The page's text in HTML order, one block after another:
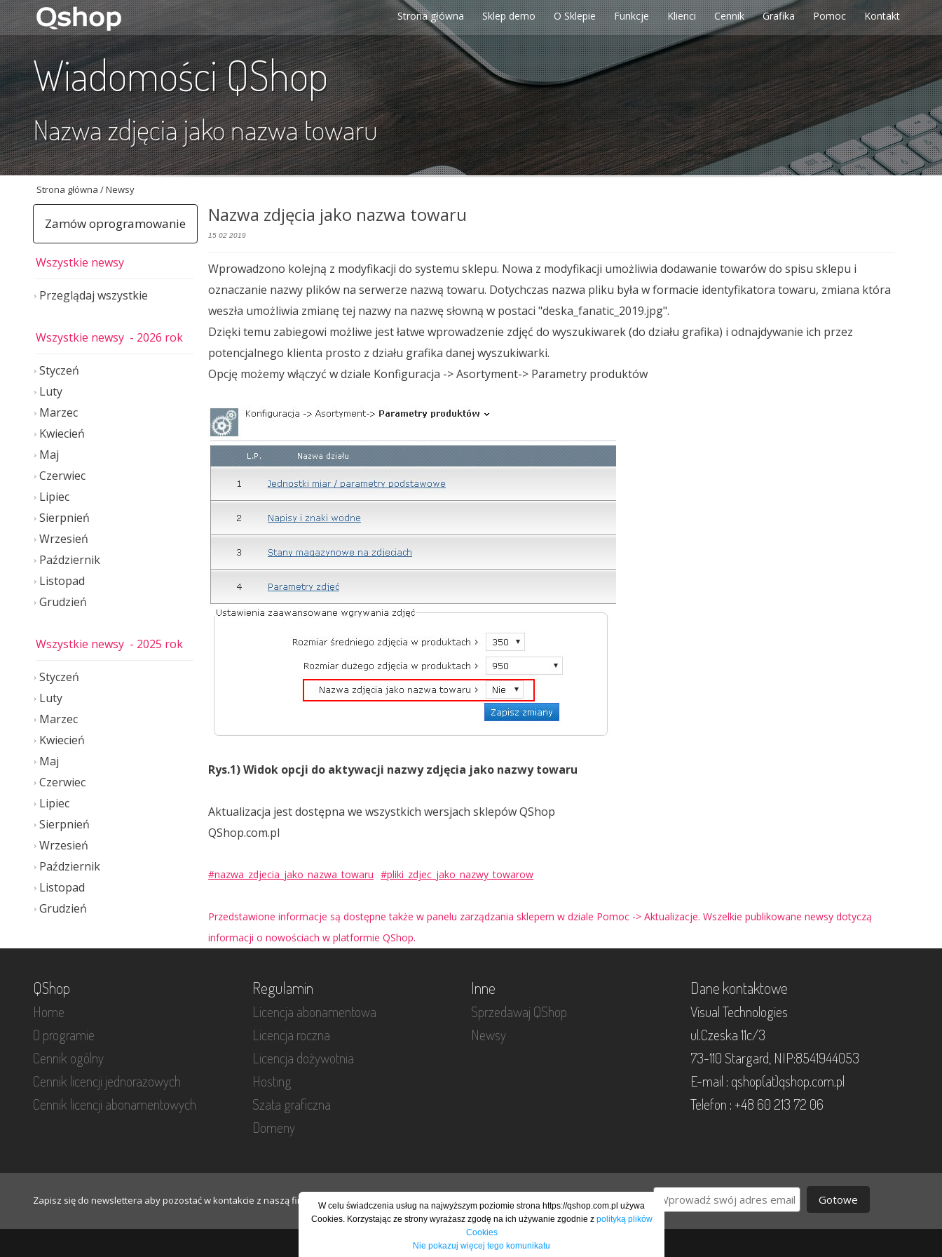
W celu świadczenia usług na najwyższym poziomie strona https://qshop.com.pl używa
Cookies. Korzystając ze strony wyrażasz zgodę na ich używanie zgodnie z polityką plików
Cookies
Nie pokazuj więcej tego komunikatu
Strona główna Sklep demo O Sklepie Funkcje Klienci Cennik Grafika Pomoc Kontakt
Wiadomości QShop
Nazwa zdjęcia jako nazwa towaru
Strona główna / Newsy
Zamów oprogramowanie
Wszystkie newsy
Przeglądaj wszystkie
Wszystkie newsy - 2026 rok
Styczeń
Luty
Marzec
Kwiecień
Maj
Czerwiec
Lipiec
Sierpnień
Wrzesień
Październik
Listopad
Grudzień
Wszystkie newsy - 2025 rok
Styczeń
Luty
Marzec
Kwiecień
Maj
Czerwiec
Lipiec
Sierpnień
Wrzesień
Październik
Listopad
Grudzień
Nazwa zdjęcia jako nazwa towaru
15 02 2019
Wprowadzono kolejną z modyfikacji do systemu sklepu. Nowa z modyfikacji umożliwia dodawanie towarów do spisu sklepu i
oznaczanie nazwy plików na serwerze nazwą towaru. Dotychczas nazwa pliku była w formacie identyfikatora towaru, zmiana która
weszła umożliwia zmianę tej nazwy na nazwę słowną w postaci "deska_fanatic_2019.jpg".
Dzięki temu zabiegowi możliwe jest łatwe wprowadzenie zdjęć do wyszukiwarek (do działu grafika) i odnajdywanie ich przez
potencjalnego klienta prosto z działu grafika danej wyszukiwarki.
Opcję możemy włączyć w dziale Konfiguracja -> Asortyment-> Parametry produktów
Rys.1) Widok opcji do aktywacji nazwy zdjęcia jako nazwy towaru
Aktualizacja jest dostępna we wszystkich wersjach sklepów QShop
QShop.com.pl
#nazwa_zdjecia_jako_nazwa_towaru #pliki_zdjec_jako_nazwy_towarow
Przedstawione informacje są dostępne także w panelu zarządzania sklepem w dziale Pomoc -> Aktualizacje. Wszelkie publikowane newsy dotyczą
informacji o nowościach w platformie QShop.
QShop
Home
O programie
Cennik ogólny
Cennik licencji jednorazowych
Cennik licencji abonamentowych
Regulamin
Licencja abonamentowa
Licencja roczna
Licencja dożywotnia
Hosting
Szata graficzna
Domeny
Inne
Sprzedawaj QShop
Newsy
Dane kontaktowe
Visual Technologies
ul.Czeska 11c/3
73-110 Stargard, NIP:8541944053
E-mail : qshop(at)qshop.com.pl
Telefon : +48 60 213 72 06
Zapisz się do newslettera aby pozostać w kontakcie z naszą firmą i otrzymywać informacje odnośnie nowości na naszej platformie. Gotowe
Copyright@Visual Technologies 2005 - 2021